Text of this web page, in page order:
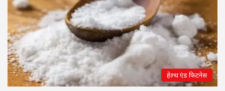
हेल्थ एंड फिटनेस